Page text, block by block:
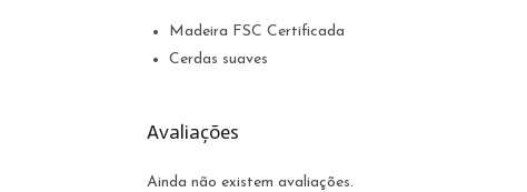
Madeira FSC Certificada
Cerdas suaves
Avaliações
Ainda não existem avaliações.